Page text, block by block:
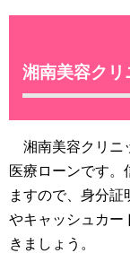
湘南美容ク
湘南美容クリニ
医療ローンです。
ますので、身分
やキャッシュカー
きましょう。